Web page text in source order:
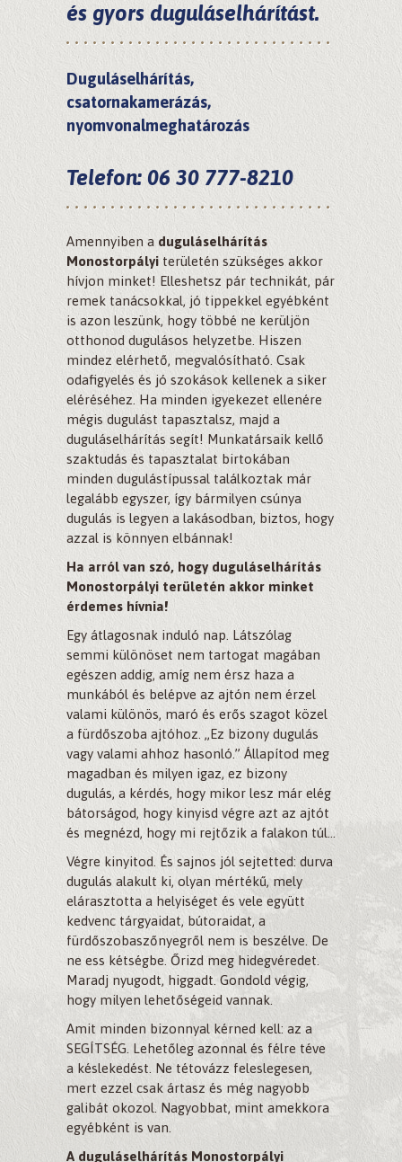
és gyors duguláselhárítást.
Duguláselhárítás,
csatornakamerázás,
nyomvonalmeghatározás
Telefon: 06 30 777-8210
Amennyiben a duguláselhárítás
Monostorpályi területén szükséges akkor
hívjon minket! Elleshetsz pár technikát, pár
remek tanácsokkal, jó tippekkel egyébként
is azon leszünk, hogy többé ne kerüljön
otthonod dugulásos helyzetbe. Hiszen
mindez elérhető, megvalósítható. Csak
odafigyelés és jó szokások kellenek a siker
eléréséhez. Ha minden igyekezet ellenére
mégis dugulást tapasztalsz, majd a
duguláselhárítás segít! Munkatársaik kellő
szaktudás és tapasztalat birtokában
minden dugulástípussal találkoztak már
legalább egyszer, így bármilyen csúnya
dugulás is legyen a lakásodban, biztos, hogy
azzal is könnyen elbánnak!
Ha arról van szó, hogy duguláselhárítás
Monostorpályi területén akkor minket
érdemes hívnia!
Egy átlagosnak induló nap. Látszólag
semmi különöset nem tartogat magában
egészen addig, amíg nem érsz haza a
munkából és belépve az ajtón nem érzel
valami különös, maró és erős szagot közel
a fürdőszoba ajtóhoz. „Ez bizony dugulás
vagy valami ahhoz hasonló.” Állapítod meg
magadban és milyen igaz, ez bizony
dugulás, a kérdés, hogy mikor lesz már elég
bátorságod, hogy kinyisd végre azt az ajtót
és megnézd, hogy mi rejtőzik a falakon túl…
Végre kinyitod. És sajnos jól sejtetted: durva
dugulás alakult ki, olyan mértékű, mely
elárasztotta a helyiséget és vele együtt
kedvenc tárgyaidat, bútoraidat, a
fürdőszobaszőnyegről nem is beszélve. De
ne ess kétségbe. Őrizd meg hidegvéredet.
Maradj nyugodt, higgadt. Gondold végig,
hogy milyen lehetőségeid vannak.
Amit minden bizonnyal kérned kell: az a
SEGÍTSÉG. Lehetőleg azonnal és félre téve
a késlekedést. Ne tétovázz feleslegesen,
mert ezzel csak ártasz és még nagyobb
galibát okozol. Nagyobbat, mint amekkora
egyébként is van.
A duguláselhárítás Monostorpályi